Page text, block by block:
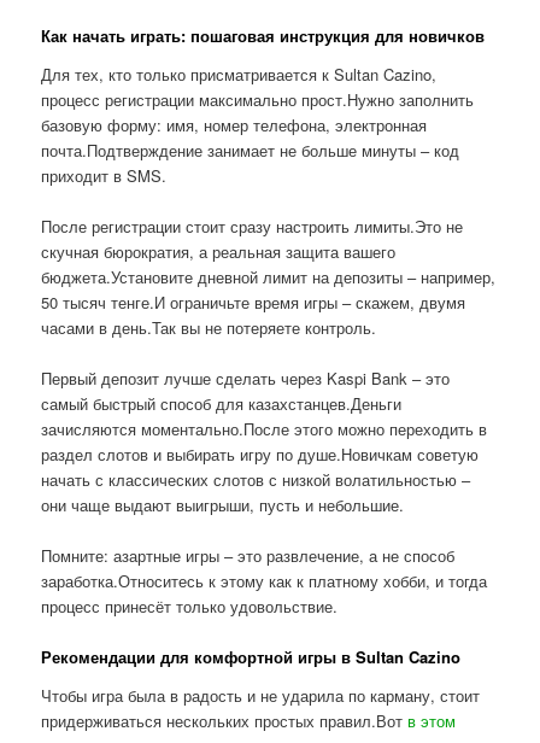
Как начать играть: пошаговая инструкция для новичков
Для тех, кто только присматривается к Sultan Cazino,
процесс регистрации максимально прост.Нужно заполнить
базовую форму: имя, номер телефона, электронная
почта.Подтверждение занимает не больше минуты – код
приходит в SMS.
После регистрации стоит сразу настроить лимиты.Это не
скучная бюрократия, а реальная защита вашего
бюджета.Установите дневной лимит на депозиты – например,
50 тысяч тенге.И ограничьте время игры – скажем, двумя
часами в день.Так вы не потеряете контроль.
Первый депозит лучше сделать через Kaspi Bank – это
самый быстрый способ для казахстанцев.Деньги
зачисляются моментально.После этого можно переходить в
раздел слотов и выбирать игру по душе.Новичкам советую
начать с классических слотов с низкой волатильностью –
они чаще выдают выигрыши, пусть и небольшие.
Помните: азартные игры – это развлечение, а не способ
заработка.Относитесь к этому как к платному хобби, и тогда
процесс принесёт только удовольствие.
Рекомендации для комфортной игры в Sultan Cazino
Чтобы игра была в радость и не ударила по карману, стоит
придерживаться нескольких простых правил.Вотв этом